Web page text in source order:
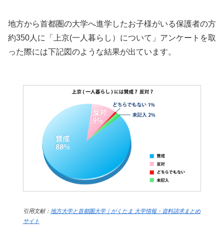
地方から首都圏の大学へ進学したお子様がいる保護者の方
約350人に「上京(一人暮らし）について」アンケートを取
った際には下記図のような結果が出ています。
引用文献： 地方大学と首都圏大学｜がくたま 大学情報・資料請求まとめ
サイト